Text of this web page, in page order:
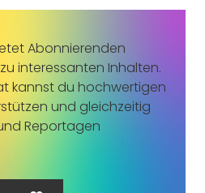
Abonnierenden
interessanten Inhalten.
kannst du hochwertigen
und gleichzeitig
Reportagen